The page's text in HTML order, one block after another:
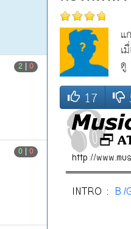
แ
เ
ดู
17
2 |0
0 |0